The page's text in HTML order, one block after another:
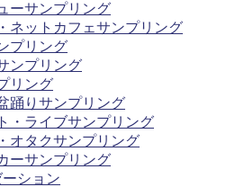
ーサンプリング
ネットカフェサンプリング
プリング
ンプリング
リング
踊りサンプリング
・ライブサンプリング
オタクサンプリング
ーサンプリング
ション